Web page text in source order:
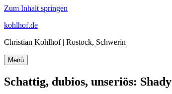
Zum Inhalt springen
kohlhof.de
Christian Kohlhof | Rostock, Schwerin
Menü
Schattig, dubios, unseriös: Shady